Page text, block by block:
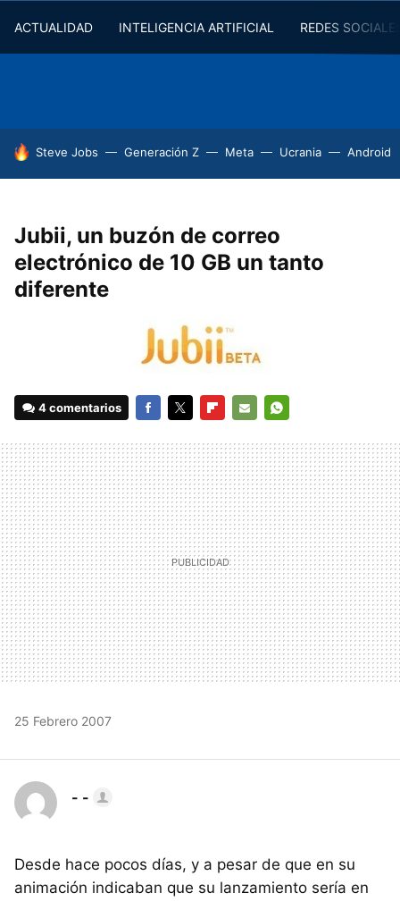
ACTUALIDAD INTELIGENCIA ARTIFICIAL REDES
HOY SE HABLA DE
Steve Jobs Generación Z Meta Ucrania Android
Jubii, un buzón de correo
electrónico de 10 GB un tanto
diferente
4 comentarios
MAIL
25 Febrero 2007
- -
Desde hace pocos días, y a pesar de que en su
animación indicaban que su lanzamiento sería en